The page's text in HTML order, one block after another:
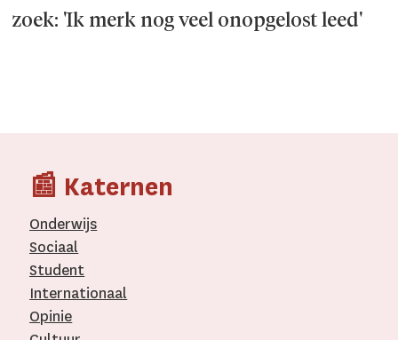
zoek: 'Ik merk nog veel onopgelost leed'
📰 Katernen
Onderwijs
Sociaal
Student
Internationaal­
Opinie